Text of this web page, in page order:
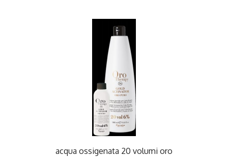
DETTAGLI
acqua ossigenata 20 volumi oro